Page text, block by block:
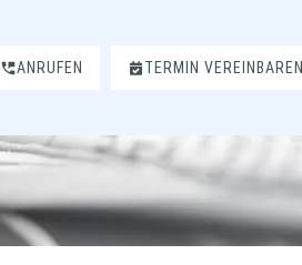
ANRUFEN TERMIN VEREINBAREN